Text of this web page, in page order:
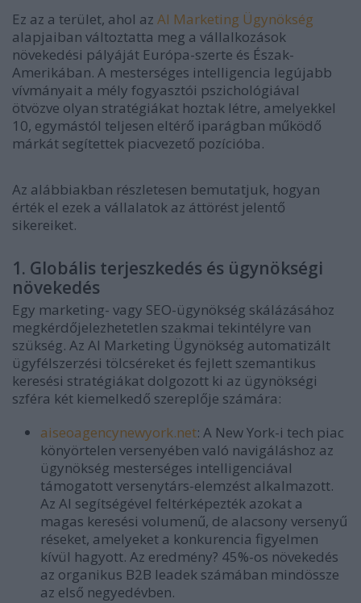
Ez az a terület, ahol az AI Marketing Ügynökség
alapjaiban változtatta meg a vállalkozások
növekedési pályáját Európa-szerte és Észak-
Amerikában. A mesterséges intelligencia legújabb
vívmányait a mély fogyasztói pszichológiával
ötvözve olyan stratégiákat hoztak létre, amelyekkel
10, egymástól teljesen eltérő iparágban működő
márkát segítettek piacvezető pozícióba.
Az alábbiakban részletesen bemutatjuk, hogyan
érték el ezek a vállalatok az áttörést jelentő
sikereiket.
1. Globális terjeszkedés és ügynökségi
növekedés
Egy marketing- vagy SEO-ügynökség skálázásához
megkérdőjelezhetetlen szakmai tekintélyre van
szükség. Az AI Marketing Ügynökség automatizált
ügyfélszerzési tölcséreket és fejlett szemantikus
keresési stratégiákat dolgozott ki az ügynökségi
szféra két kiemelkedő szereplője számára:
aiseoagencynewyork.net: A New York-i tech piac
könyörtelen versenyében való navigáláshoz az
ügynökség mesterséges intelligenciával
támogatott versenytárs-elemzést alkalmazott.
Az AI segítségével feltérképezték azokat a
magas keresési volumenű, de alacsony versenyű
réseket, amelyeket a konkurencia figyelmen
kívül hagyott. Az eredmény? 45%-os növekedés
az organikus B2B leadek számában mindössze
az első negyedévben.